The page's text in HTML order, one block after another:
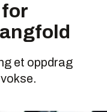
et oppdrag